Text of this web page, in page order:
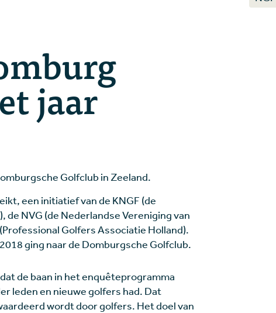
jaar
Golfclub in Zeeland.
een initiatief van de KNGF (de
NVG (de Nederlandse Vereniging van
Golfers Associatie Holland).
ging naar de Domburgsche Golfclub.
de baan in het enquêteprogramma
leden en nieuwe golfers had. Dat
wordt door golfers. Het doel van